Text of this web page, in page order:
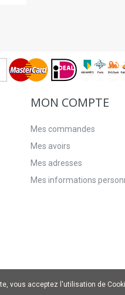
MON COMPTE
Mes commandes
Mes avoirs
Mes adresses
Mes informations
vous acceptez l'utilisation de